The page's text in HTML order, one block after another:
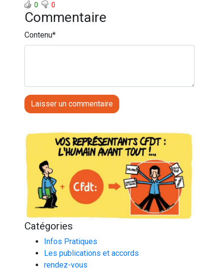
0 0
Commentaire
Contenu*
Catégories
Infos Pratiques
Les publications et accords
rendez-vous